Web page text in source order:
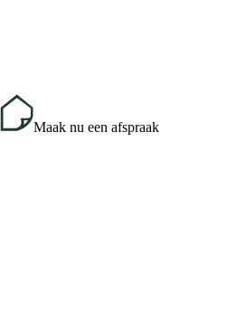
Maak nu een afspraak